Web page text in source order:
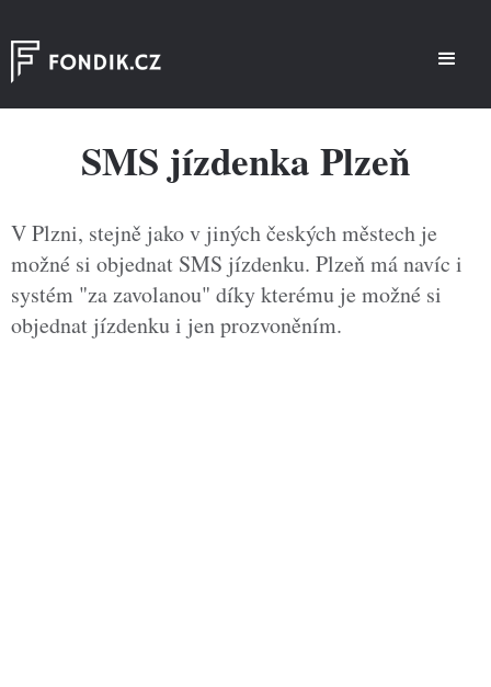
SMS jízdenka Plzeň
V Plzni, stejně jako v jiných českých městech je
možné si objednat SMS jízdenku. Plzeň má navíc i
systém "za zavolanou" díky kterému je možné si
objednat jízdenku i jen prozvoněním.